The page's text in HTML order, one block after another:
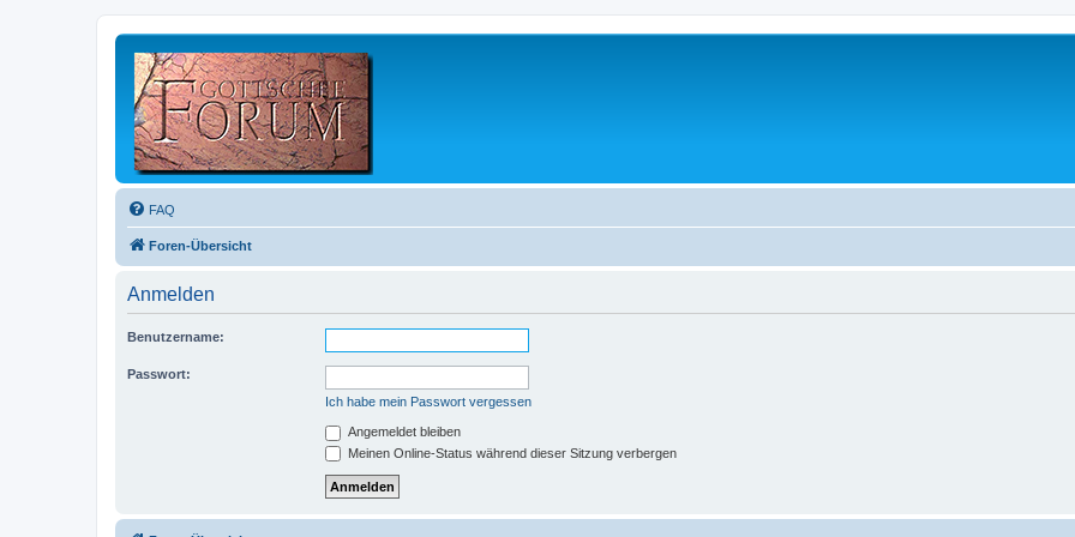
FAQ
Foren-Übersicht
Anmelden
Benutzername:
Passwort:
Ich habe mein Passwort vergessen
Angemeldet bleiben
Meinen Online-Status während dieser Sitzung verbergen